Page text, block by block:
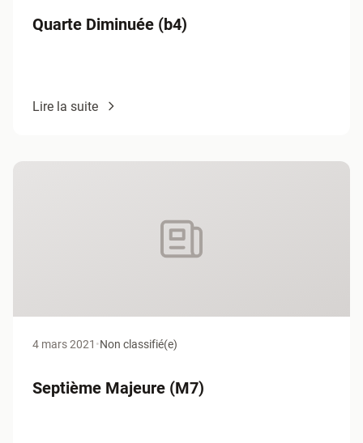
Quarte Diminuée (b4)
Lire la suite
4 mars 2021 •Non classifié(e)
Septième Majeure (M7)